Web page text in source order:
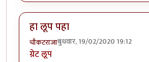
हा लूप पहा
चौकटराजाबुधवार, 19/02/2020 19:12
ग्रेट लूप